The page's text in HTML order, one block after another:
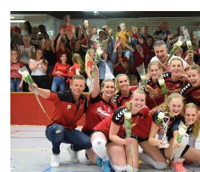
Prikbord & Aanbiedingen
Plaats bericht